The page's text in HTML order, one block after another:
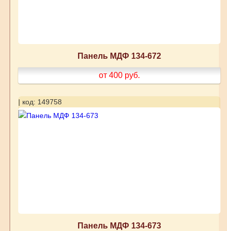
Панель МДФ 134-672
от 400 руб.
| код: 149758
Панель МДФ 134-673